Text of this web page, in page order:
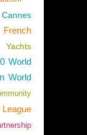
French
Yachts
World
World